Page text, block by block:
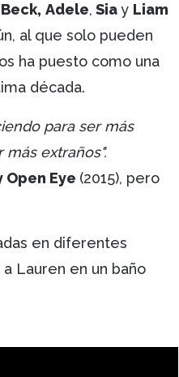
Beck, Adele, Siay Liam
al que solo pueden
ha puesto como una
década.
para ser más
extraños".
Open Eye (2015), pero
en diferentes
Lauren en un baño